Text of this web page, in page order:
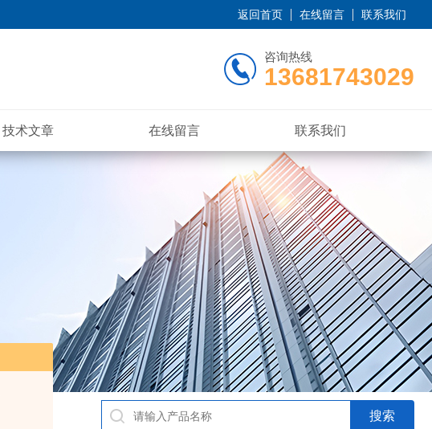
返回首页 在线留言 联系我们
咨询热线
13681743029
技术文章 在线留言 联系我们